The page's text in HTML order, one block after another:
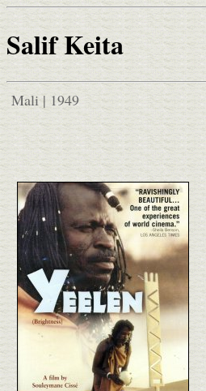
Salif Keita
Mali | 1949